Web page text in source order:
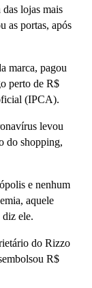
lojas mais
as portas, após
marca, pagou
perto de R$
(IPCA).
levou
do shopping,
e nenhum
aquele
ele.
do Rizzo
R$